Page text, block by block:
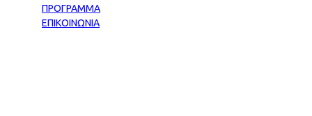
ΠΡΟΓΡΑΜΜΑ
ΕΠΙΚΟΙΝΩΝΙΑ